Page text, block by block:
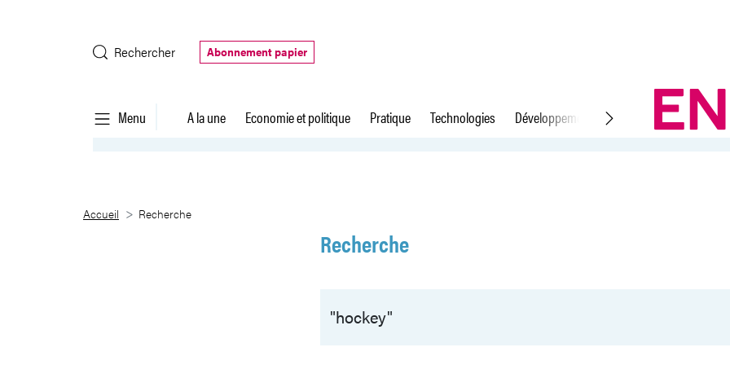
Rechercher
Abonnement papier
Menu A la une Economie et politique Pratique Technologies Développement durable Droit du travail
Recherche
Accueil Recherche
Recherche